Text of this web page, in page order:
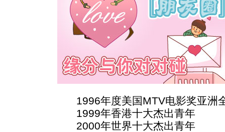
1996年度美国MTV电影奖亚洲
1999年香港十大杰出青年
2000年世界十大杰出青年